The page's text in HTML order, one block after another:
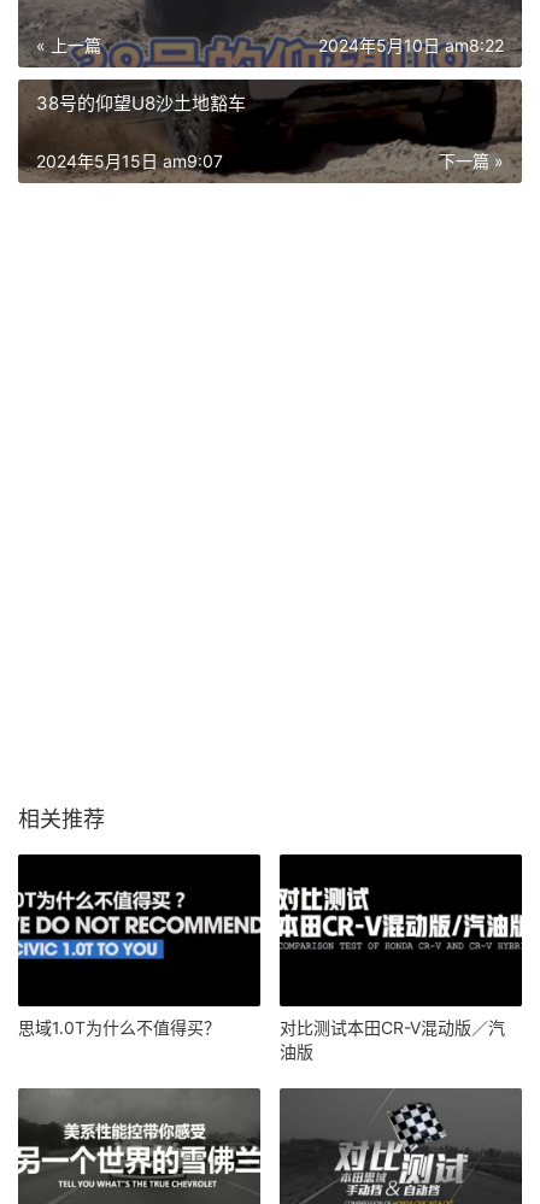
« 上一篇 2024年5月10日 am8:22
38号的仰望U8沙土地豁车
下一篇 »
2024年5月15日 am9:07
相关推荐
思域1.0T为什么不值得买？
对比测试本田CR-V混动版／汽
油版